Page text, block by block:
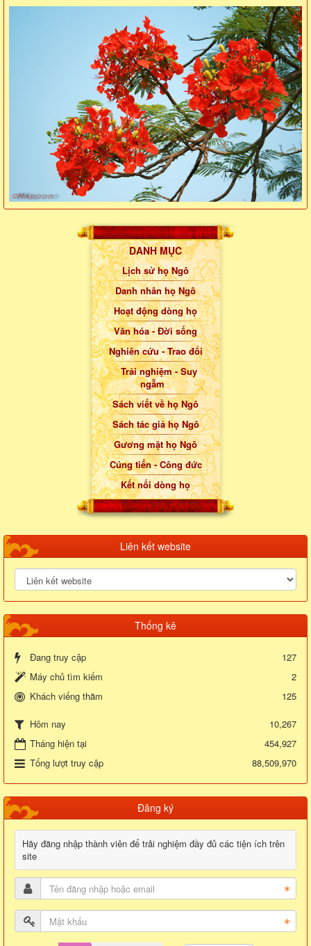
DANH MỤC
Lịch sử họ Ngô
Danh nhân họ Ngô
Hoạt động dòng họ
Văn hóa - Đời sống
Nghiên cứu - Trao đổi
Trải nghiệm - Suy
ngẫm
Sách viết về họ Ngô
Sách tác giả họ Ngô
Gương mặt họ Ngô
Cúng tiến - Công đức
Kết nối dòng họ
Liên kết website
Thống kê
Đang truy cập
127
Máy chủ tìm kiếm
2
Khách viếng thăm
125
Hôm nay
10,267
Tháng hiện tại
454,927
Tổng lượt truy cập
88,509,970
Đăng ký
Hãy đăng nhập thành viên để trải nghiệm đầy đủ các tiện ích trên
site